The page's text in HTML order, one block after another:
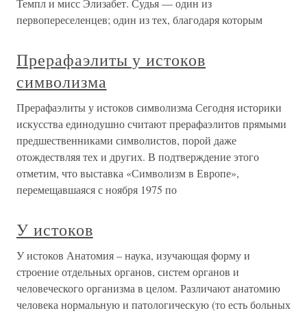
Темпл и мисс Элизабет. Судья — один из
первопереселенцев; один из тех, благодаря которым
Прерафаэлиты у истоков
символизма
Прерафаэлиты у истоков символизма Сегодня историки
искусства единодушно считают прерафаэлитов прямыми
предшественниками символистов, порой даже
отождествляя тех и других. В подтверждение этого
отметим, что выставка «Символизм в Европе»,
перемещавшаяся с ноября 1975 по
У истоков
У истоков Анатомия – наука, изучающая форму и
строение отдельных органов, систем органов и
человеческого организма в целом. Различают анатомию
человека нормальную и патологическую (то есть больных